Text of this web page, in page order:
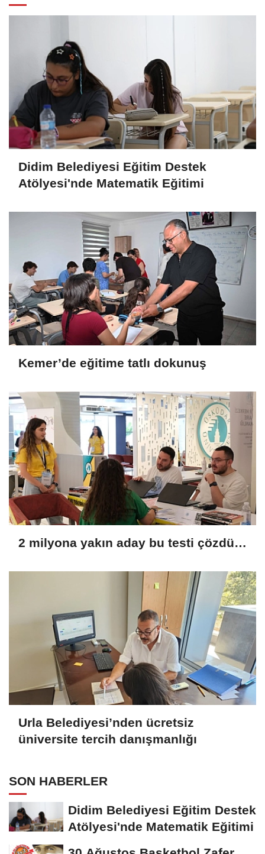
Didim Belediyesi Eğitim Destek
Atölyesi'nde Matematik Eğitimi
Kemer’de eğitime tatlı dokunuş
2 milyona yakın aday bu testi çözdü…
Urla Belediyesi’nden ücretsiz
üniversite tercih danışmanlığı
SON HABERLER
Didim Belediyesi Eğitim Destek
Atölyesi'nde Matematik Eğitimi